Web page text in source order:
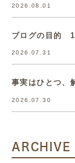
2026.08.01
ブログの目的
2026.07.31
事実はひとつ、
2026.07.30
ARCHIVE